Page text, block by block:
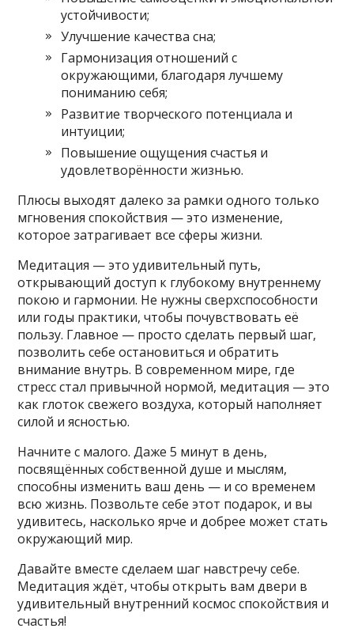
устойчивости;
Улучшение качества сна;
Гармонизация отношений с
окружающими, благодаря лучшему
пониманию себя;
Развитие творческого потенциала и
интуиции;
Повышение ощущения счастья и
удовлетворённости жизнью.
Плюсы выходят далеко за рамки одного только
мгновения спокойствия — это изменение,
которое затрагивает все сферы жизни.
Медитация — это удивительный путь,
открывающий доступ к глубокому внутреннему
покою и гармонии. Не нужны сверхспособности
или годы практики, чтобы почувствовать её
пользу. Главное — просто сделать первый шаг,
позволить себе остановиться и обратить
внимание внутрь. В современном мире, где
стресс стал привычной нормой, медитация — это
как глоток свежего воздуха, который наполняет
силой и ясностью.
Начните с малого. Даже 5 минут в день,
посвящённых собственной душе и мыслям,
способны изменить ваш день — и со временем
всю жизнь. Позвольте себе этот подарок, и вы
удивитесь, насколько ярче и добрее может стать
окружающий мир.
Давайте вместе сделаем шаг навстречу себе.
Медитация ждёт, чтобы открыть вам двери в
удивительный внутренний космос спокойствия и
счастья!